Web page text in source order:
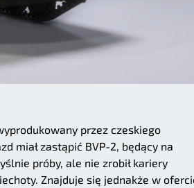
przez czeskiego
miał zastąpić BVP-2, będący na
próby, ale nie zrobił kariery
Znajduje się jednakże w